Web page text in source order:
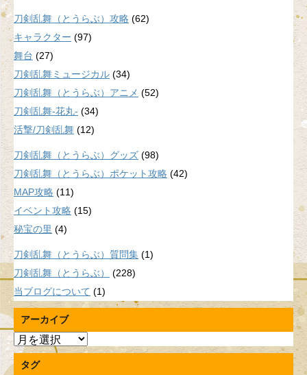
刀剣乱舞（とうらぶ）攻略 (62)
キャラクター (97)
舞台 (27)
刀剣乱舞ミュージカル (34)
刀剣乱舞（とうらぶ）アニメ (52)
刀剣乱舞-花丸- (34)
活撃/刀剣乱舞 (12)
刀剣乱舞（とうらぶ）グッズ (98)
刀剣乱舞（とうらぶ）ポケット攻略 (42)
MAP攻略 (11)
イベント攻略 (15)
秘宝の里 (4)
刀剣乱舞（とうらぶ）質問集 (1)
刀剣乱舞（とうらぶ）
(228)
当ブログについて (1)
アーカイブ
ア
ー
カタグ